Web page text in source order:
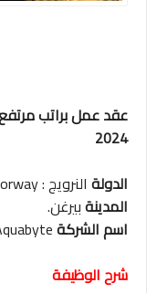
عقد عمل براتب
2024
الدولة النرويج : Norway
المدينةبيرغن.
اسم الشركة
شرح الوظيفة